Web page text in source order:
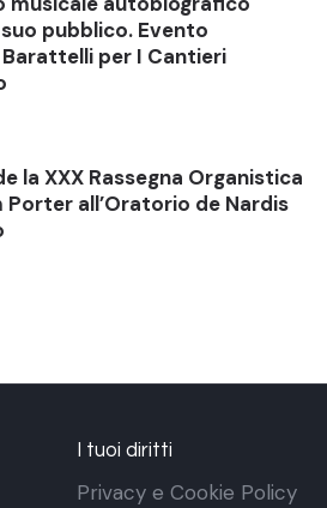
pubblico. Evento
per I Cantieri
la XXX Rassegna Organistica
Porter all’Oratorio de Nardis
I tuoi diritti
Privacy e Cookie Policy